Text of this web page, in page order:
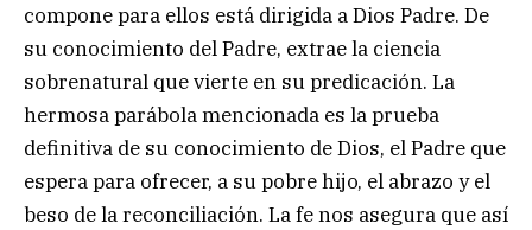
compone para ellos está dirigida a Dios Padre. De
su conocimiento del Padre, extrae la ciencia
sobrenatural que vierte en su predicación. La
hermosa parábola mencionada es la prueba
definitiva de su conocimiento de Dios, el Padre que
espera para ofrecer, a su pobre hijo, el abrazo y el
beso de la reconciliación. La fe nos asegura que así